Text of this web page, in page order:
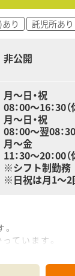
り 託児所あり
非公開
月～日・祝
08：00～16：30
月～日・祝
08：00～翌08：
月～金
11：30～20：00
※シフト制勤務
※日祝は月1～2
ています。